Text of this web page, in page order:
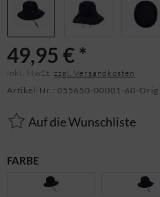
49,95 € *
inkl. MwSt. zzgl. Versandkosten
Artikel-Nr.: 055650-00001-60-Orig
Auf die Wunschliste
FARBE